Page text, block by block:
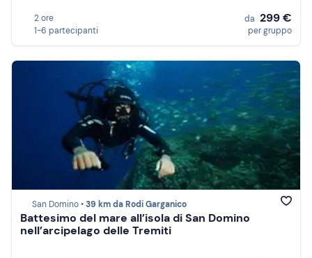
2 ore
1-6 partecipanti
da 299 €
per gruppo
San Domino •39 km da Rodi Garganico
Battesimo del mare all’isola di San Domino
nell’arcipelago delle Tremiti